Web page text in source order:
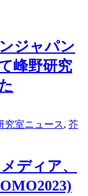
ジャパン
峰野研究
究室ニュース, 芥
ディア、